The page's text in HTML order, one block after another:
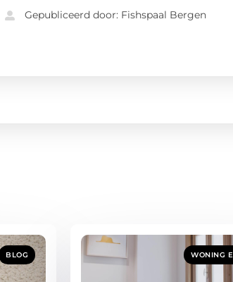
Gepubliceerd door: Fishspaal Bergen
BLOG WONING